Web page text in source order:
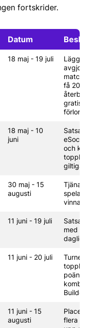
fortskrider.
Datum
18 maj - 19 juli
Lägg
få 20
18 maj - 10
juni
Satsa
och
giltiga
30 maj - 15
augusti
Tjäna
spela
vinna
11 juni - 19 juli
Satsa
med
11 juni - 20 juli
11 juni - 15
augusti
flera